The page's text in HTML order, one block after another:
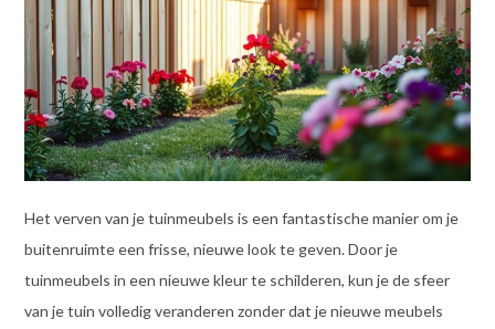
Het verven van je tuinmeubels is een fantastische manier om je
buitenruimte een frisse, nieuwe look te geven. Door je
tuinmeubels in een nieuwe kleur te schilderen, kun je de sfeer
van je tuin volledig veranderen zonder dat je nieuwe meubels